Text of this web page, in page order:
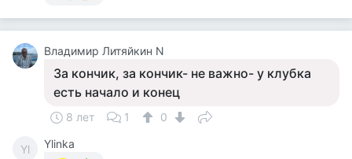
Владимир Литяйкин N
За кончик, за кончик- не важно- у клубка
есть начало и конец
8 лет 1 0
Yl
Ylinka